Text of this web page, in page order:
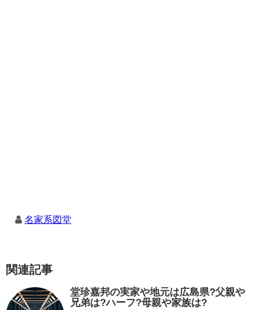
名家系図堂
関連記事
堂珍嘉邦の実家や地元は広島県?父親や
兄弟は?ハーフ?母親や家族は?